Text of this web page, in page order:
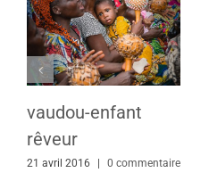
vaudou-enfant
rêveur
21 avril 2016 0 commentaire